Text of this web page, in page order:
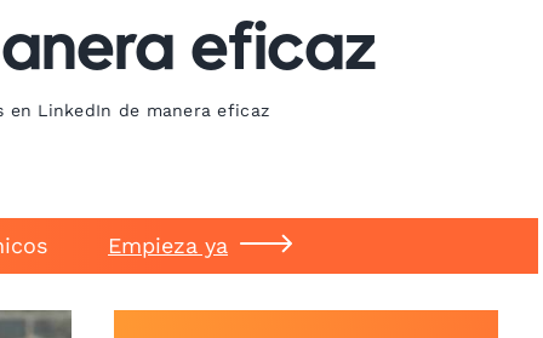
eficaz
en LinkedIn de manera eficaz
Empieza ya